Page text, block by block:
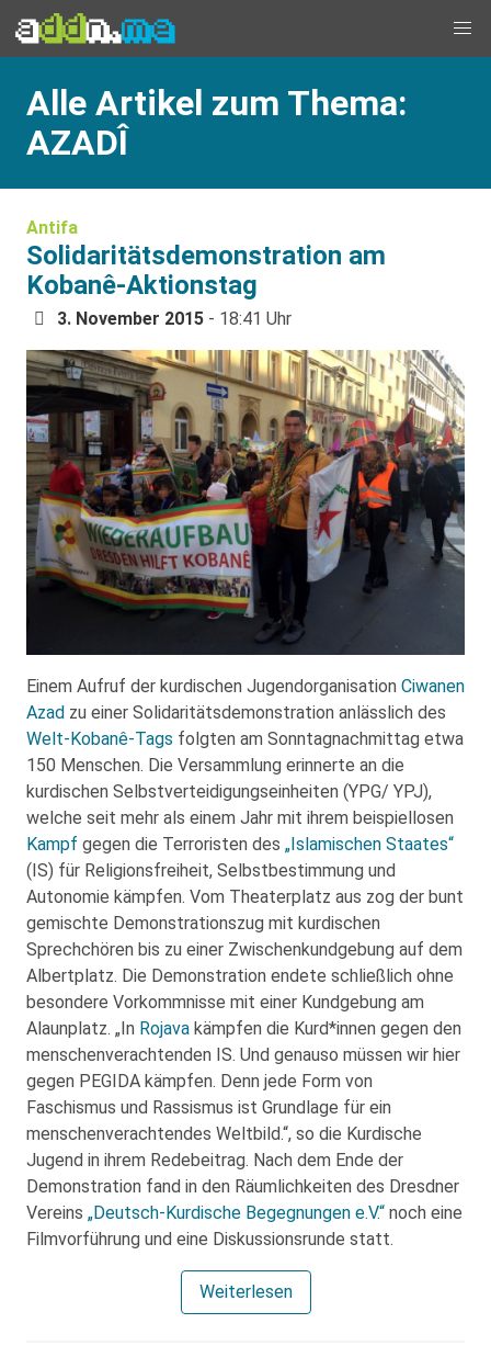
Alle Artikel zum Thema:
AZADÎ
Antifa
Solidaritätsdemonstration am
Kobanê-Aktionstag
3. November 2015 - 18:41 Uhr
Einem Aufruf der kurdischen Jugendorganisation Ciwanen
Azad zu einer Solidaritätsdemonstration anlässlich des
Welt-Kobanê-Tags folgten am Sonntagnachmittag etwa
150 Menschen. Die Versammlung erinnerte an die
kurdischen Selbstverteidigungseinheiten (YPG/ YPJ),
welche seit mehr als einem Jahr mit ihrem beispiellosen
Kampf gegen die Terroristen des „Islamischen Staates“
(IS) für Religionsfreiheit, Selbstbestimmung und
Autonomie kämpfen. Vom Theaterplatz aus zog der bunt
gemischte Demonstrationszug mit kurdischen
Sprechchören bis zu einer Zwischenkundgebung auf dem
Albertplatz. Die Demonstration endete schließlich ohne
besondere Vorkommnisse mit einer Kundgebung am
Alaunplatz. „In Rojava kämpfen die Kurd*innen gegen den
menschenverachtenden IS. Und genauso müssen wir hier
gegen PEGIDA kämpfen. Denn jede Form von
Faschismus und Rassismus ist Grundlage für ein
menschenverachtendes Weltbild.“, so die Kurdische
Jugend in ihrem Redebeitrag. Nach dem Ende der
Demonstration fand in den Räumlichkeiten des Dresdner
Vereins „Deutsch-Kurdische Begegnungen e.V.“ noch eine
Filmvorführung und eine Diskussionsrunde statt.
Weiterlesen